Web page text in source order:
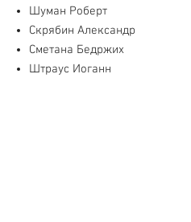
Шуман Роберт
Скрябин Александр
Сметана Бедржих
Штраус Иоганн